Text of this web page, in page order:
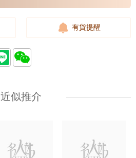
有貨提醒
近似推介